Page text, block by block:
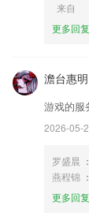
来自
更多回复
澹台惠明
游戏的服
2026-05-
罗盛晨
燕程锦
更多回复